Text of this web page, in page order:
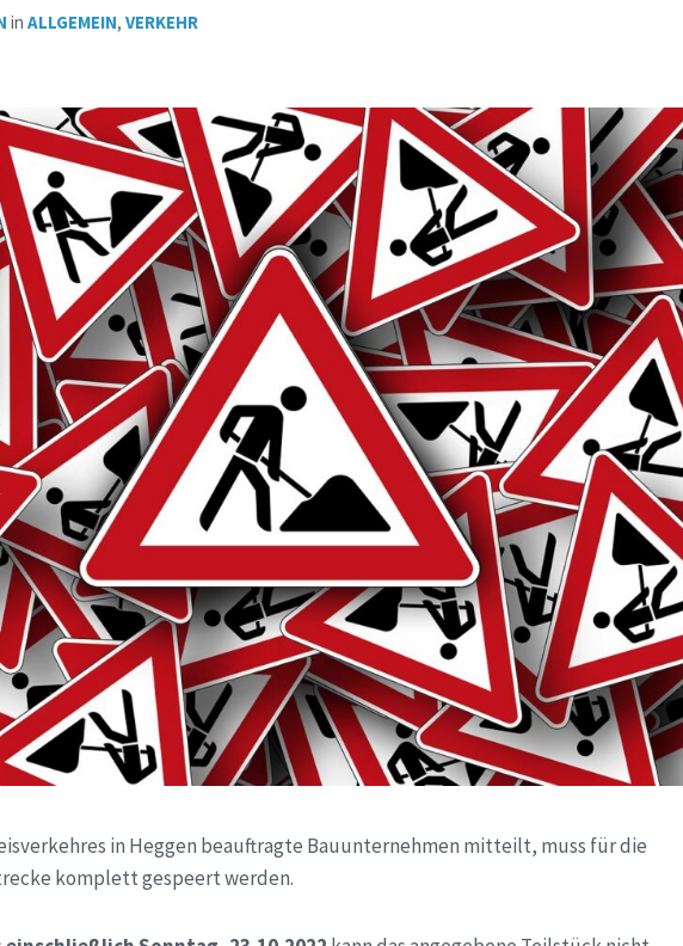
in ALLGEMEIN, VERKEHR
in Heggen beauftragte Bauunternehmen mitteilt, muss für die
komplett gespeert werden.